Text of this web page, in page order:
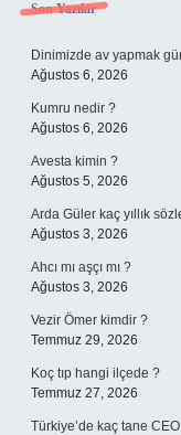
Sidebar
Son Yazılar
Dinimizde av yapmak
Ağustos 6, 2026
Kumru nedir ?
Ağustos 6, 2026
Avesta kimin ?
Ağustos 5, 2026
Arda Güler kaç yıllık
Ağustos 3, 2026
Ahcı mı aşçı mı ?
Ağustos 3, 2026
Vezir Ömer kimdir ?
Temmuz 29, 2026
Koç tıp hangi ilçede ?
Temmuz 27, 2026
Türkiye’de kaç tane